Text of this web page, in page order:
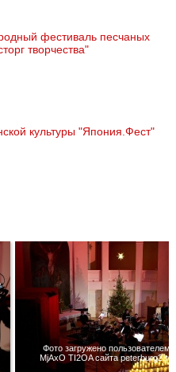
фестиваль песчаных
творчества"
культуры "Япония.Фест"
Фото загружено пользователем
MjAxO TI2OA сайта peterburg2.ru